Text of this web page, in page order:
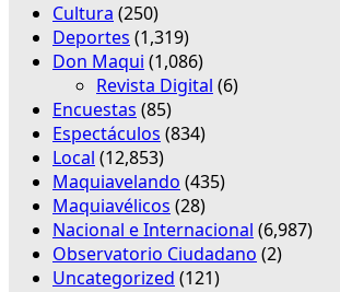
Cultura (250)
Deportes (1,319)
Don Maqui (1,086)
Revista Digital (6)
Encuestas (85)
Espectáculos (834)
Local (12,853)
Maquiavelando (435)
Maquiavélicos (28)
Nacional e Internacional (6,987)
Observatorio Ciudadano (2)
Uncategorized (121)